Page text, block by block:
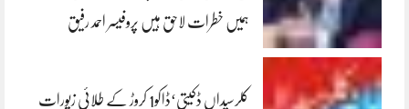
ہمیں خطرات لاحق ہیں پروفیسر احمد رفیق
کلرسیداں ڈکیتی‘ڈاکو1 کروڑ کے طلائی زیورات